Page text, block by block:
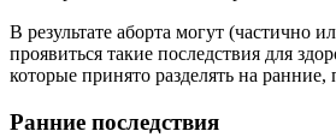
В результате aбopта могут (частично
проявиться такие последствия для
которые принято разделять на
Ранние последствия